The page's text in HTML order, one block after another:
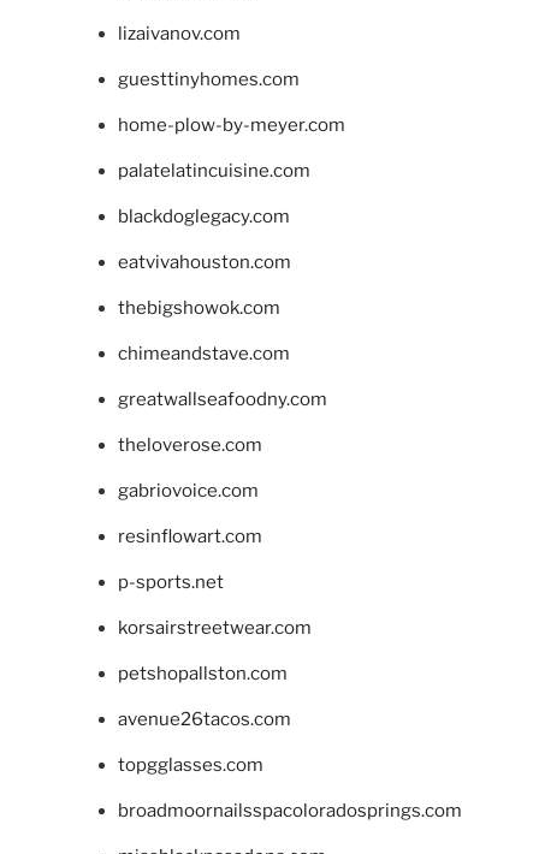
lizaivanov.com
guesttinyhomes.com
home-plow-by-meyer.com
palatelatincuisine.com
blackdoglegacy.com
eatvivahouston.com
thebigshowok.com
chimeandstave.com
greatwallseafoodny.com
theloverose.com
gabriovoice.com
resinflowart.com
p-sports.net
korsairstreetwear.com
petshopallston.com
avenue26tacos.com
topgglasses.com
broadmoornailsspacoloradosprings.com